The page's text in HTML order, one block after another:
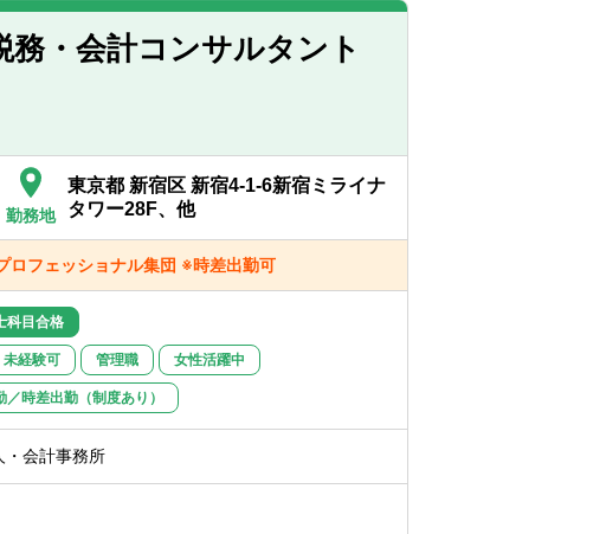
務・会計コンサルタント
勤務地
東京都 新宿区 新宿4-1-6新宿ミライナ
タワー28F、他
ロフェッショナル集団 ※時差出勤可
科目合格
未経験可 管理職 女性活躍中
／時差出勤（制度あり）
・会計事務所